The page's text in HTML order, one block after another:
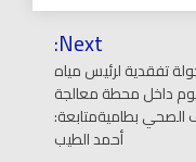
Next:
تفقدية لرئيس مياه
داخل محطة معالجة
الصحي بطاميةمتابعة:
أحمد الطيب